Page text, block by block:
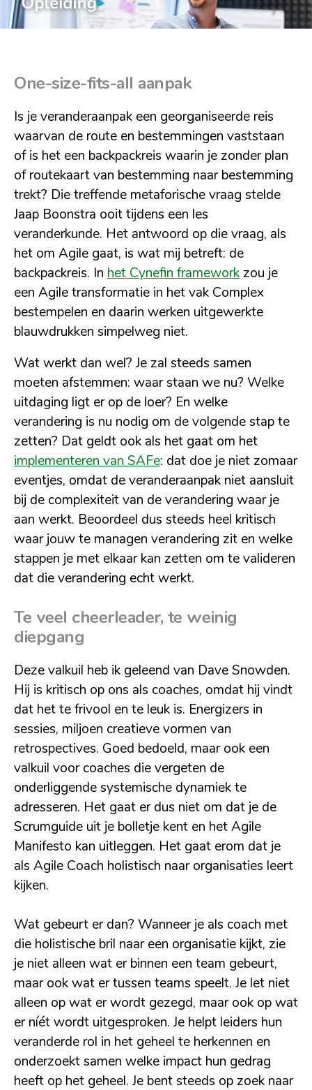
One-size-fits-all aanpak
Is je veranderaanpak een georganiseerde reis
waarvan de route en bestemmingen vaststaan
of is het een backpackreis waarin je zonder plan
of routekaart van bestemming naar bestemming
trekt? Die treffende metaforische vraag stelde
Jaap Boonstra ooit tijdens een les
veranderkunde. Het antwoord op die vraag, als
het om Agile gaat, is wat mij betreft: de
backpackreis. In het Cynefin frameworkzou je
een Agile transformatie in het vak Complex
bestempelen en daarin werken uitgewerkte
blauwdrukken simpelweg niet.
Wat werkt dan wel? Je zal steeds samen
moeten afstemmen: waar staan we nu? Welke
uitdaging ligt er op de loer? En welke
verandering is nu nodig om de volgende stap te
zetten? Dat geldt ook als het gaat om het
implementeren van SAFe: dat doe je niet zomaar
eventjes, omdat de veranderaanpak niet aansluit
bij de complexiteit van de verandering waar je
aan werkt. Beoordeel dus steeds heel kritisch
waar jouw te managen verandering zit en welke
stappen je met elkaar kan zetten om te valideren
dat die verandering echt werkt.
Te veel cheerleader, te weinig
diepgang
Deze valkuil heb ik geleend van Dave Snowden.
Hij is kritisch op ons als coaches, omdat hij vindt
dat het te frivool en te leuk is. Energizers in
sessies, miljoen creatieve vormen van
retrospectives. Goed bedoeld, maar ook een
valkuil voor coaches die vergeten de
onderliggende systemische dynamiek te
adresseren. Het gaat er dus niet om dat je de
Scrumguide uit je bolletje kent en het Agile
Manifesto kan uitleggen. Het gaat erom dat je
als Agile Coach holistisch naar organisaties leert
kijken.
Wat gebeurt er dan? Wanneer je als coach met
die holistische bril naar een organisatie kijkt, zie
je niet alleen wat er binnen een team gebeurt,
maar ook wat er tussen teams speelt. Je let niet
alleen op wat er wordt gezegd, maar ook op wat
er níét wordt uitgesproken. Je helpt leiders hun
veranderde rol in het geheel te herkennen en
onderzoekt samen welke impact hun gedrag
heeft op het geheel. Je bent steeds op zoek naar